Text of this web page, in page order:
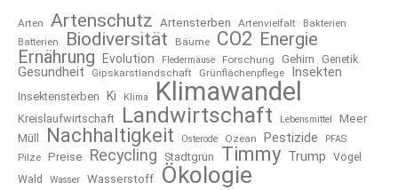
Arten Artenschutz Artensterben Artenvielfalt
Bakterien
Batterien
Biodiversität Bäume CO2 Energie
Ernährung
Evolution Fledermäuse Forschung Gehirn Genetik
Gesundheit Gipskarstlandschaft Grünflächenpflege Insekten
Insektensterben Ki Klima Klimawandel
Kreislaufwirtschaft Landwirtschaft Lebensmittel
Meer
Müll
Nachhaltigkeit Osterode Ozean Pestizide PFAS
Pilze Preise Recycling Stadtgrün Timmy Trump
Vögel
Wald
Wasser Wasserstoff Ökologie